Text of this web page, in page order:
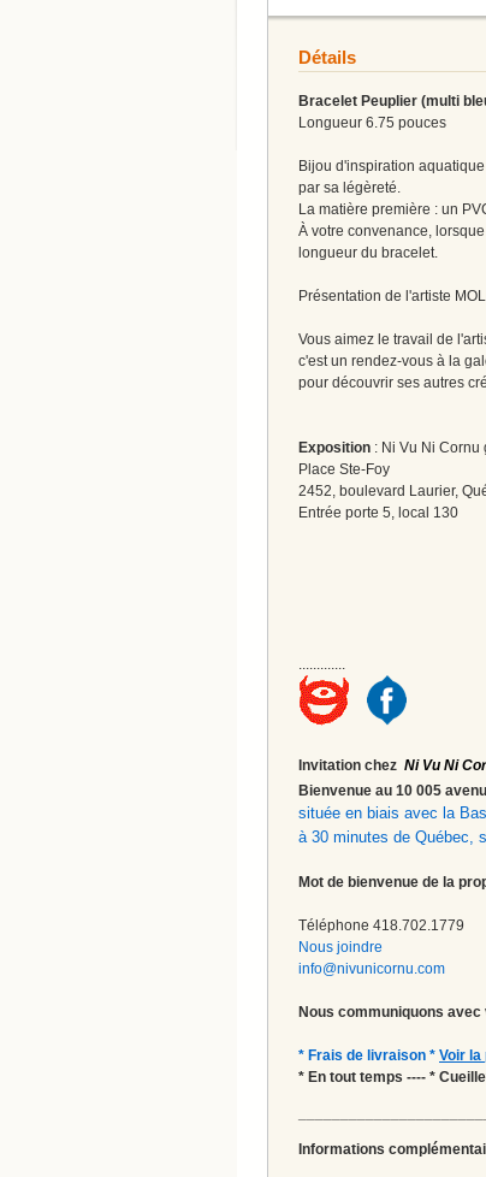
Détails
Bracelet Peuplier (multi
Longueur 6.75 pouces
Bijou d'inspiration
par sa légèreté.
La matière première : un
À votre convenance,
longueur du bracelet.
Présentation de l'artiste
Vous aimez le travail de
c'est un rendez-vous à la
pour découvrir ses autres
Exposition : Ni Vu Ni Cornu
Place Ste-Foy
2452, boulevard Laurier,
Entrée porte 5, local 130
.............
Invitation chez Ni Vu Ni
Bienvenue au 10 005
située en biais avec la
à 30 minutes de Québec,
Mot de bienvenue de la
Téléphone 418.702.1779
Nous joindre
info@nivunicornu.com
Nous communiquons
* Frais de livraison * Voir la
* En tout temps ---- *
Informations